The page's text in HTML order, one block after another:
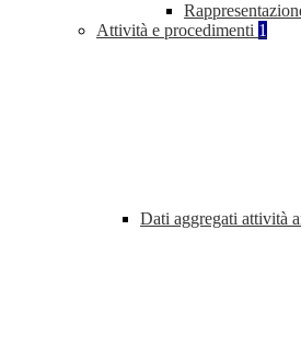
Attività e procedimenti 1
Dati aggregati attività